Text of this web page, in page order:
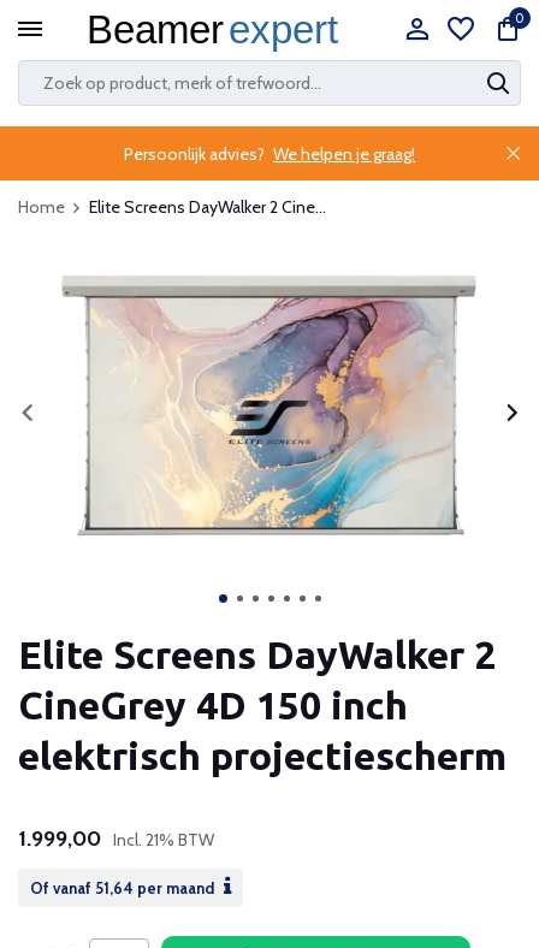
0
Persoonlijk advies? We helpen je graag!
Home Elite Screens DayWalker 2 Cine...
Elite Screens DayWalker 2
CineGrey 4D 150 inch
elektrisch projectiescherm
1.999,00 Incl. 21% BTW
Of vanaf 51,64 per maand